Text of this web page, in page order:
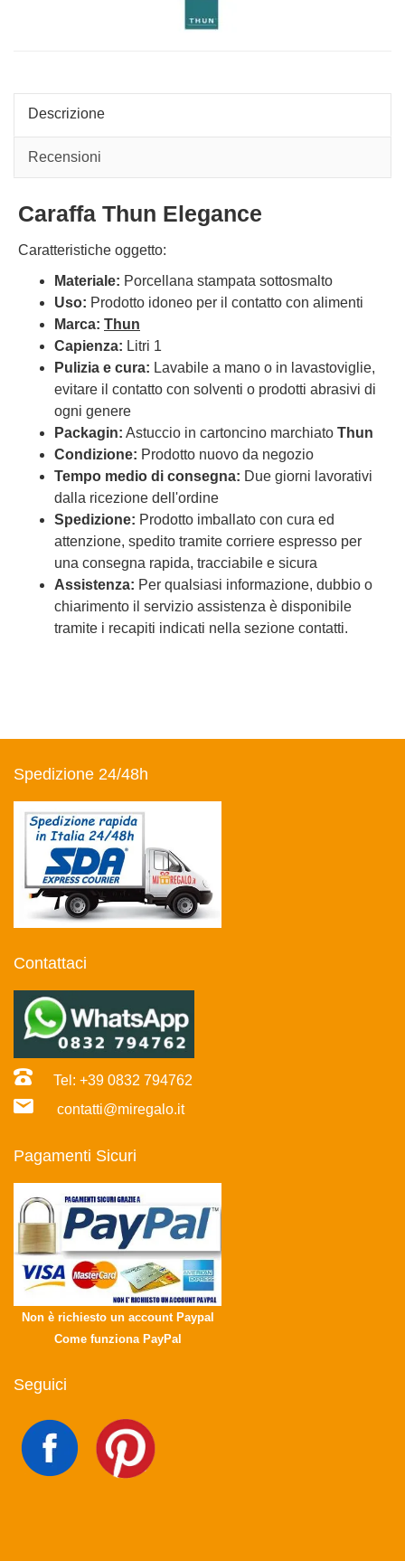
Descrizione
Recensioni
Caraffa Thun Elegance
Caratteristiche oggetto:
Materiale: Porcellana stampata sottosmalto
Uso: Prodotto idoneo per il contatto con alimenti
Marca: Thun
Capienza: Litri 1
Pulizia e cura: Lavabile a mano o in lavastoviglie,
evitare il contatto con solventi o prodotti abrasivi di
ogni genere
Packagin: Astuccio in cartoncino marchiato Thun
Condizione: Prodotto nuovo da negozio
Tempo medio di consegna: Due giorni lavorativi
dalla ricezione dell'ordine
Spedizione: Prodotto imballato con cura ed
attenzione, spedito tramite corriere espresso per
una consegna rapida, tracciabile e sicura
Assistenza: Per qualsiasi informazione, dubbio o
chiarimento il servizio assistenza è disponibile
tramite i recapiti indicati nella sezione contatti.
Spedizione 24/48h
Contattaci
Tel: +39 0832 794762
contatti@miregalo.it
Pagamenti Sicuri
Non è richiesto un account Paypal
Come funziona PayPal
Seguici